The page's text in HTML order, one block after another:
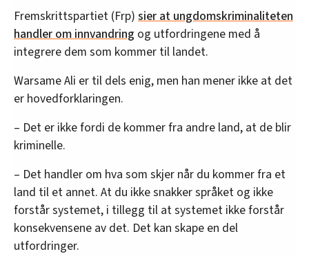
Fremskrittspartiet (Frp) sier at ungdomskriminaliteten
handler om innvandring og utfordringene med å
integrere dem som kommer til landet.
Warsame Ali er til dels enig, men han mener ikke at det
er hovedforklaringen.
– Det er ikke fordi de kommer fra andre land, at de blir
kriminelle.
– Det handler om hva som skjer når du kommer fra et
land til et annet. At du ikke snakker språket og ikke
forstår systemet, i tillegg til at systemet ikke forstår
konsekvensene av det. Det kan skape en del
utfordringer.